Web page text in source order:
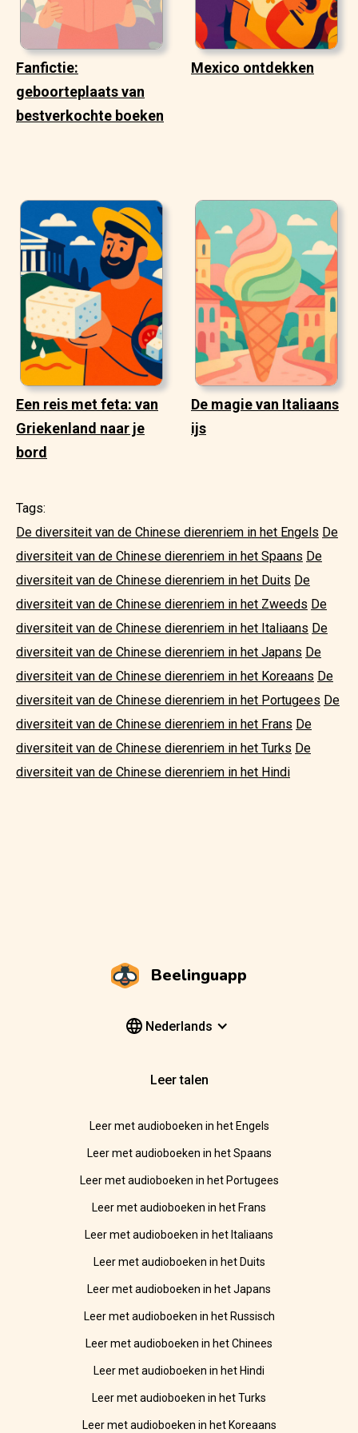
Fanfictie:
geboorteplaats van
bestverkochte boeken
Mexico ontdekken
Een reis met feta: van
Griekenland naar je
bord
De magie van Italiaans
ijs
Tags:
De diversiteit van de Chinese dierenriem in het Engels De
diversiteit van de Chinese dierenriem in het Spaans De
diversiteit van de Chinese dierenriem in het Duits De
diversiteit van de Chinese dierenriem in het Zweeds De
diversiteit van de Chinese dierenriem in het Italiaans De
diversiteit van de Chinese dierenriem in het Japans De
diversiteit van de Chinese dierenriem in het Koreaans De
diversiteit van de Chinese dierenriem in het Portugees De
diversiteit van de Chinese dierenriem in het Frans De
diversiteit van de Chinese dierenriem in het Turks De
diversiteit van de Chinese dierenriem in het Hindi
Beelinguapp
Nederlands
Leer talen
Leer met audioboeken in het Engels
Leer met audioboeken in het Spaans
Leer met audioboeken in het Portugees
Leer met audioboeken in het Frans
Leer met audioboeken in het Italiaans
Leer met audioboeken in het Duits
Leer met audioboeken in het Japans
Leer met audioboeken in het Russisch
Leer met audioboeken in het Chinees
Leer met audioboeken in het Hindi
Leer met audioboeken in het Turks
Leer met audioboeken in het Koreaans